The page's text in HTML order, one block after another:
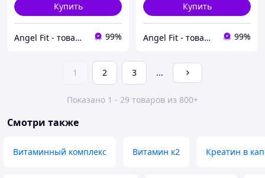
Купить
Angel Fit - товари для здоров'я, спорту та активного життя 99%
Купить
Angel Fit - товари для здоров'я, спорту та активного життя 99%
1 2 3 ...
Показано 1 - 29 товаров из 800+
Смотри также
Витаминный комплекс Витамин к2 Креатин в